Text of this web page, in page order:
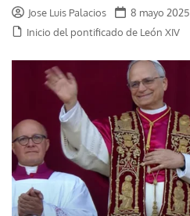
Jose Luis Palacios
8 mayo 2025
Inicio del pontificado de León XIV